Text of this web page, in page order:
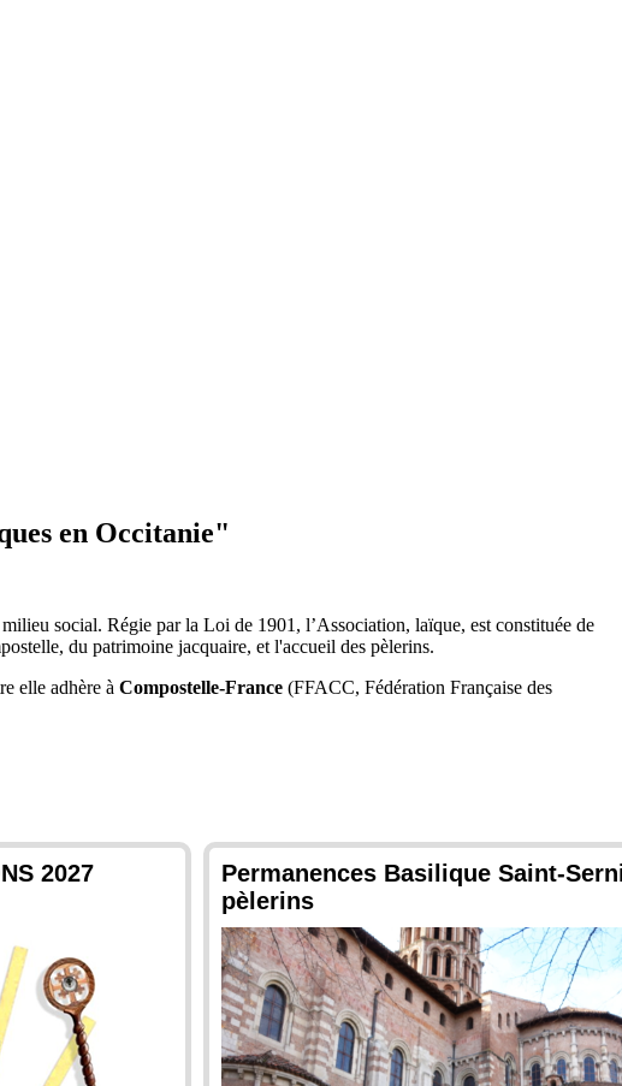
en Occitanie"
social. Régie par la Loi de 1901, l’Association, laïque, est constituée de
du patrimoine jacquaire, et l'accueil des pèlerins.
elle adhère à Compostelle-France (FFACC, Fédération Française des
2027
Permanences Basilique Saint-
pèlerins